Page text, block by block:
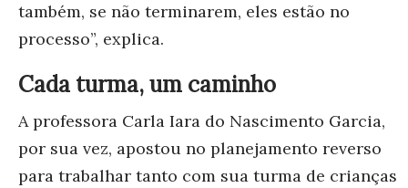
também, se não terminarem, eles estão no
processo”, explica.
Cada turma, um caminho
A professora Carla Iara do Nascimento Garcia,
por sua vez, apostou no planejamento reverso
para trabalhar tanto com sua turma de crianças